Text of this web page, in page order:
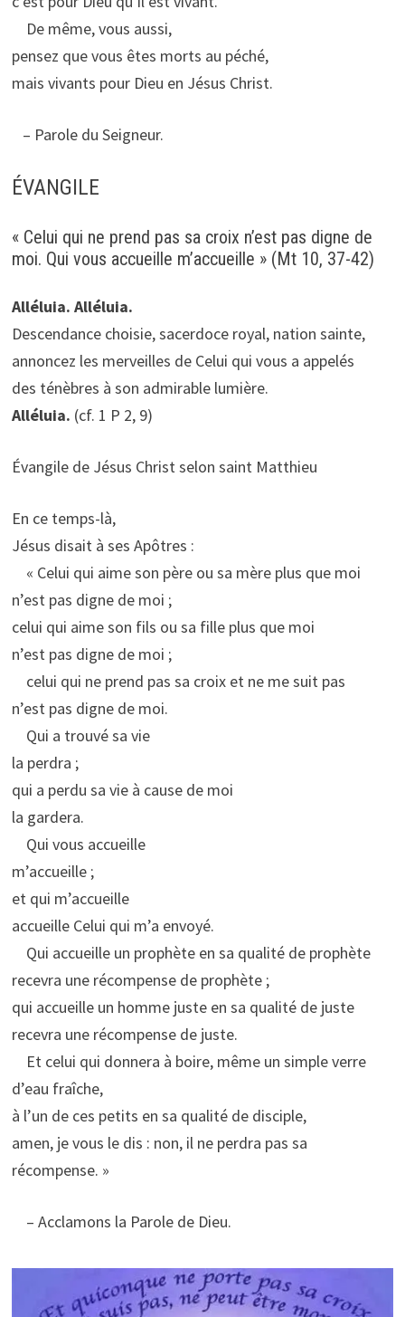
De même, vous aussi,
pensez que vous êtes morts au péché,
mais vivants pour Dieu en Jésus Christ.
– Parole du Seigneur.
ÉVANGILE
« Celui qui ne prend pas sa croix n’est pas digne de
moi. Qui vous accueille m’accueille » (Mt 10, 37-42)
Alléluia. Alléluia.
Descendance choisie, sacerdoce royal, nation sainte,
annoncez les merveilles de Celui qui vous a appelés
des ténèbres à son admirable lumière.
Alléluia. (cf. 1 P 2, 9)
Évangile de Jésus Christ selon saint Matthieu
En ce temps-là,
Jésus disait à ses Apôtres :
« Celui qui aime son père ou sa mère plus que moi
n’est pas digne de moi ;
celui qui aime son fils ou sa fille plus que moi
n’est pas digne de moi ;
celui qui ne prend pas sa croix et ne me suit pas
n’est pas digne de moi.
Qui a trouvé sa vie
la perdra ;
qui a perdu sa vie à cause de moi
la gardera.
Qui vous accueille
m’accueille ;
et qui m’accueille
accueille Celui qui m’a envoyé.
Qui accueille un prophète en sa qualité de prophète
recevra une récompense de prophète ;
qui accueille un homme juste en sa qualité de juste
recevra une récompense de juste.
Et celui qui donnera à boire, même un simple verre
d’eau fraîche,
à l’un de ces petits en sa qualité de disciple,
amen, je vous le dis : non, il ne perdra pas sa
récompense. »
– Acclamons la Parole de Dieu.